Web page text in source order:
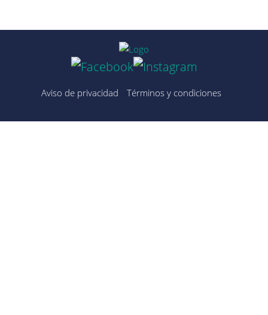
Aviso de privacidad Términos y condiciones